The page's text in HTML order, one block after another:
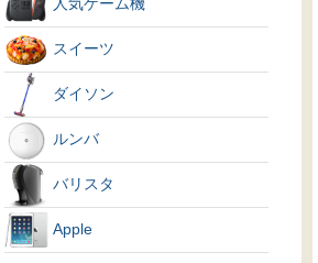
スイーツ
ダイソン
ルンバ
バリスタ
Apple